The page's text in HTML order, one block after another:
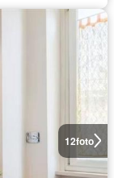
12foto